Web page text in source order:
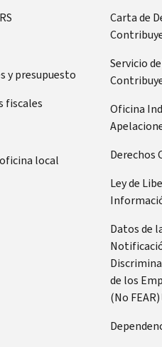
y presupuesto
fiscales
local
Carta de
Servicio
Oficina
Derechos
Ley de
Datos de
de los
(No FEAR)